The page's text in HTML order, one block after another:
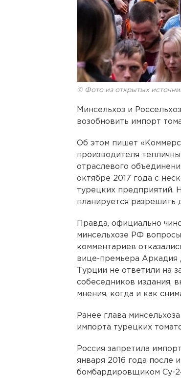
© Фото из открытых
Минсельхоз и
возобновить импорт
Об этом пишет
производителя
отраслевого
октябре 2017 года с
турецких предприятий.
планируется разрешить
Правда, официально
минсельхозе РФ
комментариев
вице-премьера Аркадия
Турции не ответили на
собеседников издания,
мнения, когда и как
Ранее глава
импорта турецких
Россия запретила
января 2016 года после
бомбардировщиком Су-